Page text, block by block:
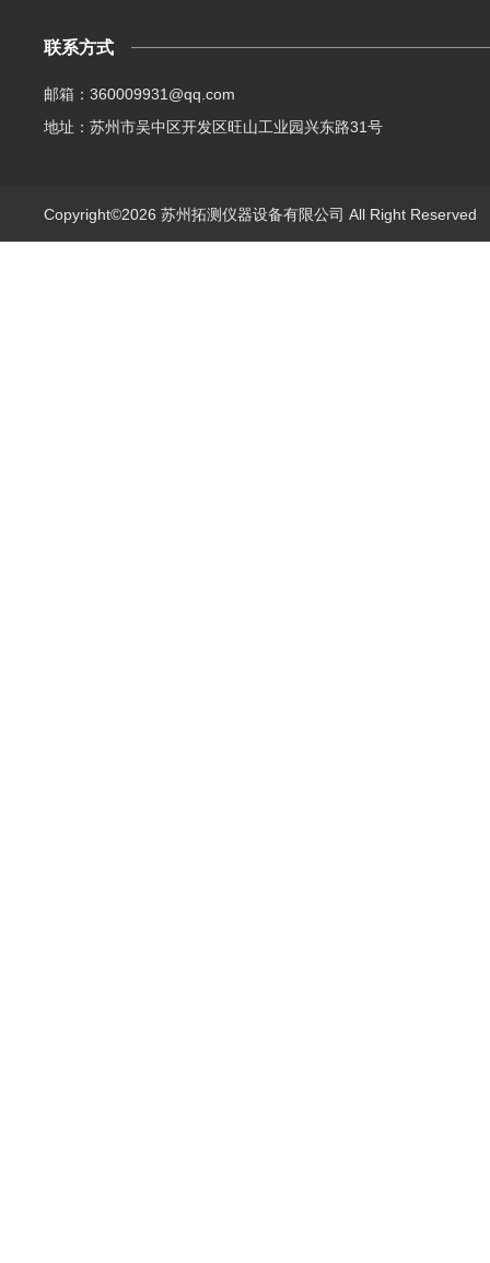
联系方式
邮箱：360009931@qq.com
地址：苏州市吴中区开发区旺山工业园兴东路31号
Copyright©2026 苏州拓测仪器设备有限公司 All Right